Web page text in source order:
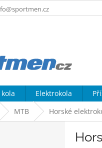
Elektrokola
MTB Horské